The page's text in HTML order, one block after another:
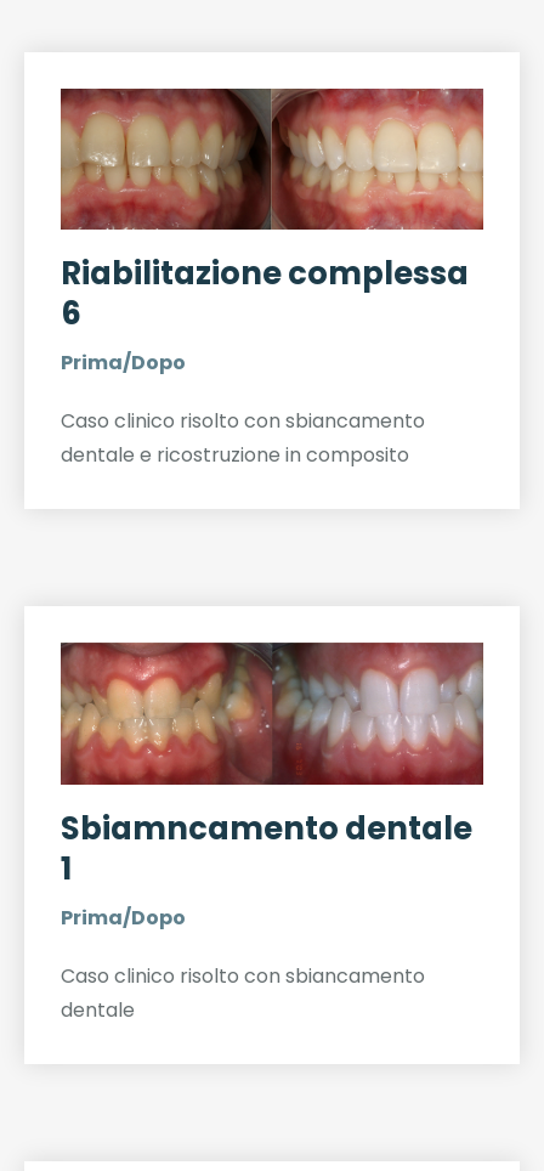
Riabilitazione complessa
6
Prima/Dopo
Caso clinico risolto con sbiancamento
dentale e ricostruzione in composito
Sbiamncamento dentale
1
Prima/Dopo
Caso clinico risolto con sbiancamento
dentale